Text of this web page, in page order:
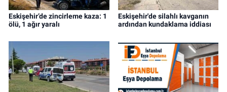
Eskişehir’de zincirleme kaza: 1
ölü, 1 ağır yaralı
Eskişehir'de silahlı kavganın
ardından kundaklama iddiası